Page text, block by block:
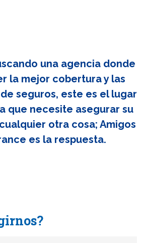
una agencia donde
la mejor cobertura y las
seguros, este es el lugar
que necesite asegurar su
otra cosa; Amigos
es la respuesta.